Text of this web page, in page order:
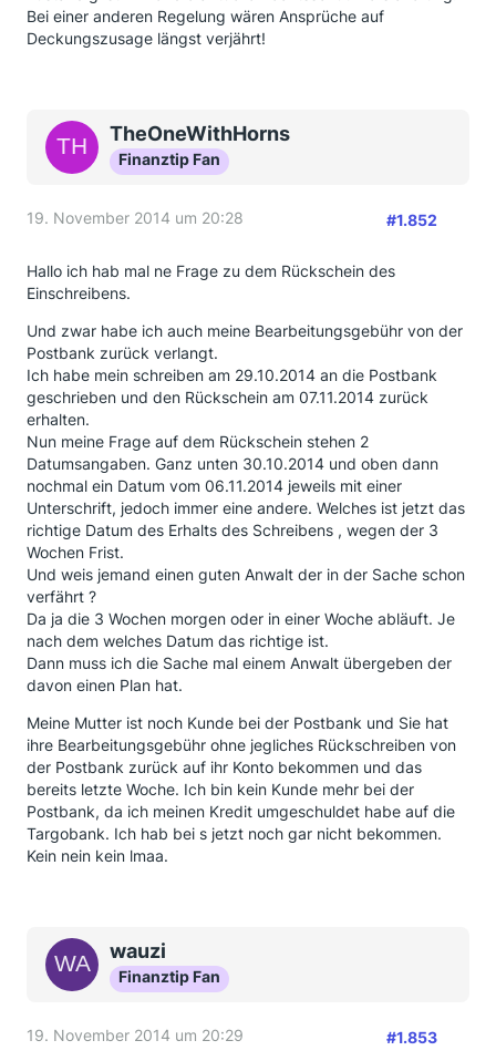
Bei einer anderen Regelung wären Ansprüche auf
Deckungszusage längst verjährt!
TheOneWithHorns
Finanztip Fan
19. November 2014 um 20:28 #1.852
Hallo ich hab mal ne Frage zu dem Rückschein des
Einschreibens.
Und zwar habe ich auch meine Bearbeitungsgebühr von der
Postbank zurück verlangt.
Ich habe mein schreiben am 29.10.2014 an die Postbank
geschrieben und den Rückschein am 07.11.2014 zurück
erhalten.
Nun meine Frage auf dem Rückschein stehen 2
Datumsangaben. Ganz unten 30.10.2014 und oben dann
nochmal ein Datum vom 06.11.2014 jeweils mit einer
Unterschrift, jedoch immer eine andere. Welches ist jetzt das
richtige Datum des Erhalts des Schreibens , wegen der 3
Wochen Frist.
Und weis jemand einen guten Anwalt der in der Sache schon
verfährt ?
Da ja die 3 Wochen morgen oder in einer Woche abläuft. Je
nach dem welches Datum das richtige ist.
Dann muss ich die Sache mal einem Anwalt übergeben der
davon einen Plan hat.
Meine Mutter ist noch Kunde bei der Postbank und Sie hat
ihre Bearbeitungsgebühr ohne jegliches Rückschreiben von
der Postbank zurück auf ihr Konto bekommen und das
bereits letzte Woche. Ich bin kein Kunde mehr bei der
Postbank, da ich meinen Kredit umgeschuldet habe auf die
Targobank. Ich hab bei s jetzt noch gar nicht bekommen.
Kein nein kein lmaa.
wauzi
Finanztip Fan
19. November 2014 um 20:29 #1.853